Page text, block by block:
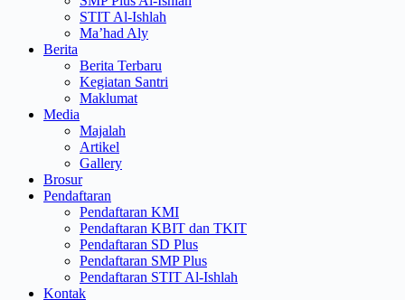
STIT Al-Ishlah
Ma’had Aly
Berita
Berita Terbaru
Kegiatan Santri
Maklumat
Media
Majalah
Artikel
Gallery
Brosur
Pendaftaran
Pendaftaran KMI
Pendaftaran KBIT dan TKIT
Pendaftaran SD Plus
Pendaftaran SMP Plus
Pendaftaran STIT Al-Ishlah
Kontak